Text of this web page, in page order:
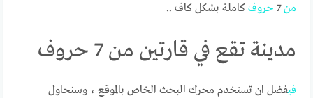
من7 حروف كاملة بشكل كاف ..
مدينة تقع في قارتين من 7 حروف
فيفضل ان تستخدم محرك البحث الخاص بالموقع ، وسنحاول